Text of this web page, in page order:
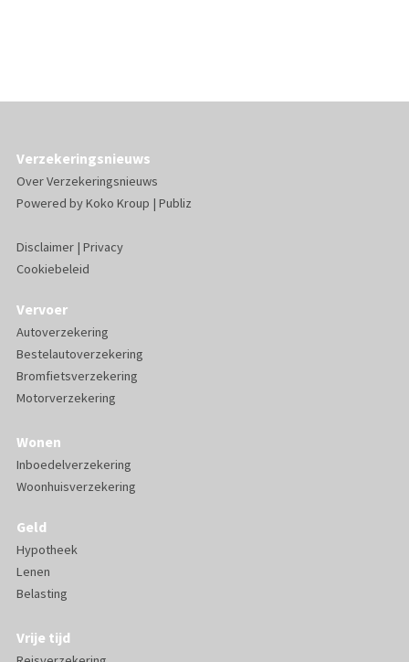
Verzekeringsnieuws
Over Verzekeringsnieuws
Powered byKoko Kroup | Publiz
Disclaimer| Privacy
Cookiebeleid
Vervoer
Autoverzekering
Bestelautoverzekering
Bromfietsverzekering
Motorverzekering
Wonen
Inboedelverzekering
Woonhuisverzekering
Geld
Hypotheek
Lenen
Belasting
Vrije tijd